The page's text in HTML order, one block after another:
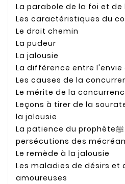
La parabole de la foi et de
Les caractéristiques du
Le droit chemin
La pudeur
La jalousie
La différence entre
Les causes de la
Le mérite de la
Leçons à tirer de la
la jalousie
La patience du prophèteﷺ face aux
persécutions des
Le remède à la jalousie
Les maladies de désirs et
amoureuses